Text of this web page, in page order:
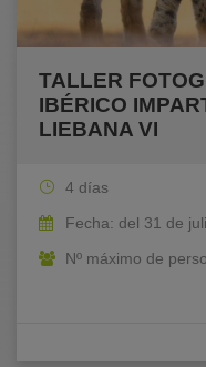
TALLER
IBÉRICO
LIEBANA VI
4 días
Fecha: del 31 de
Nº máximo de